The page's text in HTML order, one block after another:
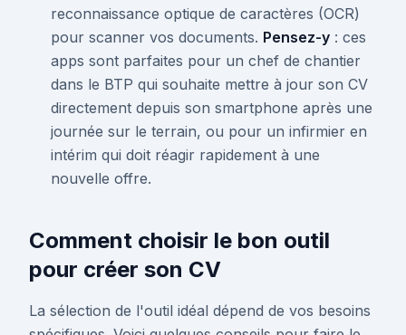
reconnaissance optique de caractères (OCR)
pour scanner vos documents. Pensez-y : ces
apps sont parfaites pour un chef de chantier
dans le BTP qui souhaite mettre à jour son CV
directement depuis son smartphone après une
journée sur le terrain, ou pour un infirmier en
intérim qui doit réagir rapidement à une
nouvelle offre.
Comment choisir le bon outil
pour créer son CV
La sélection de l'outil idéal dépend de vos besoins